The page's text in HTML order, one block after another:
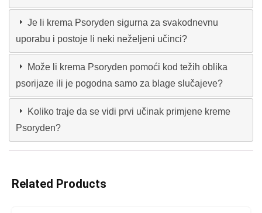
Je li krema Psoryden sigurna za svakodnevnu
uporabu i postoje li neki neželjeni učinci?
Može li krema Psoryden pomoći kod težih oblika
psorijaze ili je pogodna samo za blage slučajeve?
Koliko traje da se vidi prvi učinak primjene kreme
Psoryden?
Related Products